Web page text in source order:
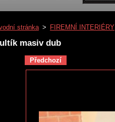
stránka > FIREMNÍ INTERIÉRY
masiv dub
Předchozí